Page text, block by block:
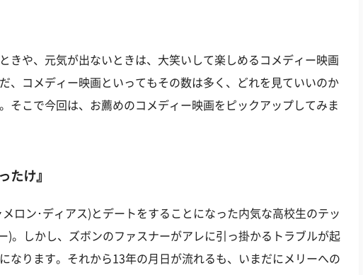
きや、元気が出ないときは、大笑いして楽しめるコメディー映画
、コメディー映画といってもその数は多く、どれを見ていいのか
そこで今回は、お薦めのコメディー映画をピックアップしてみま
たけ』
ロン･ディアス)とデートをすることになった内気な高校生のテッ
)。しかし、ズボンのファスナーがアレに引っ掛かるトラブルが起
なります。それから13年の月日が流れるも、いまだにメリーへの